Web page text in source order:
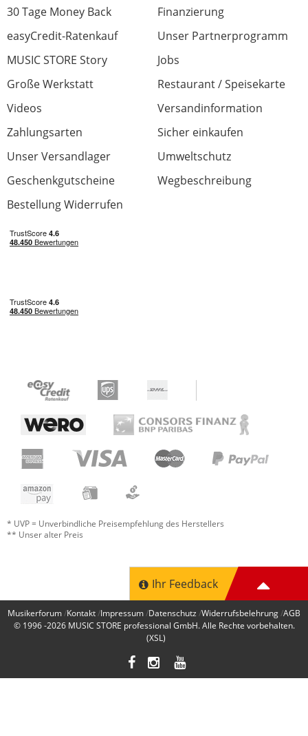
30 Tage Money Back
Finanzierung
easyCredit-Ratenkauf
Unser Partnerprogramm
MUSIC STORE Story
Jobs
Große Werkstatt
Restaurant / Speisekarte
Videos
Versandinformation
Zahlungsarten
Sicher einkaufen
Unser Versandlager
Umweltschutz
Geschenkgutscheine
Wegbeschreibung
Bestellung Widerrufen
* UVP = Unverbindliche Preisempfehlung des Herstellers
** Unser alter Preis
Ihr Feedback
Musikerforum Kontakt Impressum Datenschutz Widerrufsbelehrung AGB
© 1996 -2026 MUSIC STORE professional GmbH. Alle Rechte vorbehalten.
(XSL)